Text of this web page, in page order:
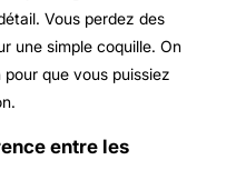
Vous perdez des
une simple coquille. On
que vous puissiez
entre les